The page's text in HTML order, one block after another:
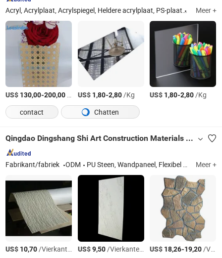
Acryl, Acrylplaat, Acrylspiegel, Heldere acrylplaat, PS-plaat Zhejiang
Meer +
US$ 130,00-200,00 US$ 1,80-2,80/Kg US$ 1,80-2,80/Kg
contact
Chatten
Qingdao Dingshang Shi Art Construction Materials Co., Ltd.
Fabrikant/fabriek ODM PU Steen, Wandpaneel, Flexibel Steen Meer +
US$ 10,70/Vierkante Meter US$9,50/Vierkante Meter US$ 18,26-19,20/Vierkante Meter